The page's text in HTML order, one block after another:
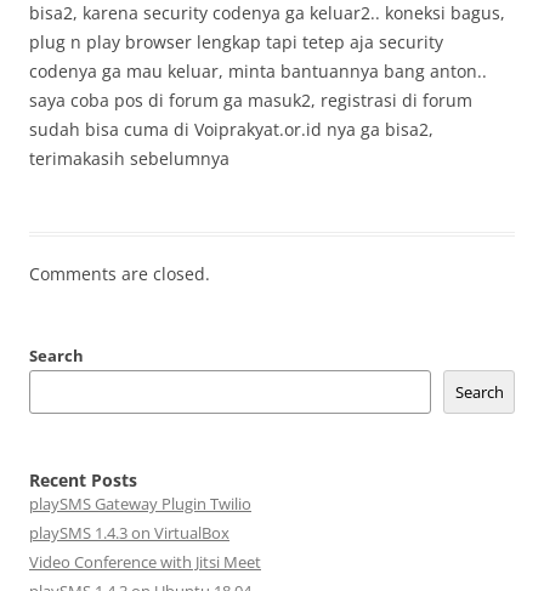
bisa2, karena security codenya ga keluar2.. koneksi bagus,
plug n play browser lengkap tapi tetep aja security
codenya ga mau keluar, minta bantuannya bang anton..
saya coba pos di forum ga masuk2, registrasi di forum
sudah bisa cuma di Voiprakyat.or.id nya ga bisa2,
terimakasih sebelumnya
Comments are closed.
Search
Search
Recent Posts
playSMS Gateway Plugin Twilio
playSMS 1.4.3 on VirtualBox
Video Conference with Jitsi Meet